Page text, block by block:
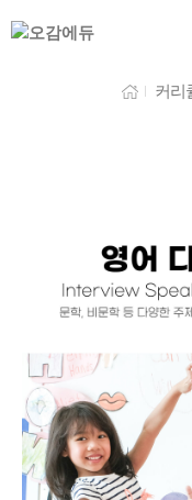
커리